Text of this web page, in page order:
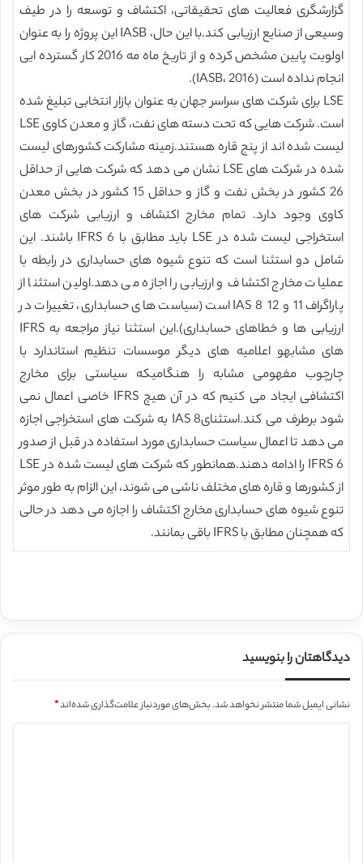
گزارشگری فعالیت های تحقیقاتی، اکتشاف و توسعه را در طیف
وسیعی از صنایع ارزیابی کند.با این حال، IASB این پروژه را به عنوان
اولویت پایین مشخص کرده و از تاریخ ماه مه 2016 کار گسترده ایی
انجام نداده است (IASB، 2016).
LSE برای شرکت های سراسر جهان به عنوان بازار انتخابی تبلیغ شده
است. شرکت هایی که تحت دسته های نفت، گاز و معدن کاوی LSE
لیست شده اند از پنج قاره هستند.زمینه مشارکت کشورهای لیست
شده در شرکت های LSE نشان می دهد که شرکت هایی از حداقل
26 کشور در بخش نفت و گاز و حداقل 15 کشور در بخش معدن
کاوی وجود دارد. تمام مخارج اکتشاف و ارزیابی شرکت های
استخراجی لیست شده در LSE باید مطابق با IFRS 6 باشند. این
شامل دو استثنا است که تنوع شیوه های حسابداری در رابطه با
عملیات مخارج اکتشاف و ارزیابی را اجازه می دهد.اولین استثنا از
پاراگراف 11 و 12 IAS 8 است (سیاست های حسابداری، تغییرات در
ارزیابی ها و خطاهای حسابداری).این استثنا نیاز مراجعه به IFRS
های مشابهو اعلامیه های دیگر موسسات تنظیم استاندارد با
چارچوب مفهومی مشابه را هنگامیکه سیاستی برای مخارج
اکتشافی ایجاد می کنیم که در آن هیچ IFRS خاصی اعمال نمی
شود برطرف می کند.استثنایIAS 8 به شرکت های استخراجی اجازه
می دهد تا اعمال سیاست حسابداری مورد استفاده در قبل از صدور
IFRS 6 را ادامه دهند.همانطور که شرکت های لیست شده در LSE
از کشورها و قاره های مختلف ناشی می شوند، این الزام به طور موثر
تنوع شیوه های حسابداری مخارج اکتشاف را اجازه می دهد در حالی
که همچنان مطابق با IFRS باقی بمانند.
دیدگاهتان را بنویسید
نشانی ایمیل شما منتشر نخواهد شد.بخش‌های موردنیاز علامت‌گذاری شده‌اند*